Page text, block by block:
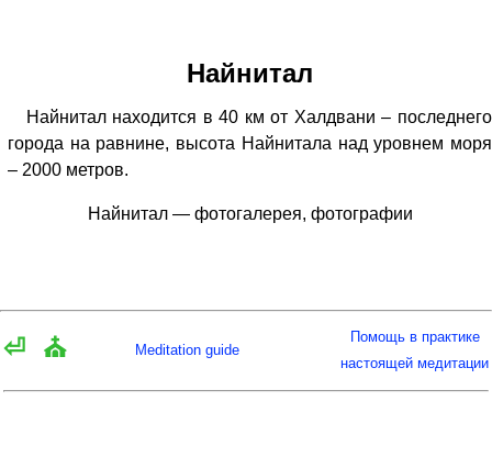
Найнитал
Найнитал находится в 40 км от Халдвани – последнего
города на равнине, высота Найнитала над уровнем моря
– 2000 метров.
Найнитал — фотогалерея, фотографии
⏎ ⛪ Meditation guide
Помощь в практике
настоящей медитации